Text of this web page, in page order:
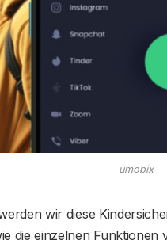
umobix
wir diese
die einzelnen